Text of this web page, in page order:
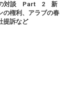
の対談 Part 2 新
の権利、アラブの春
提訴など